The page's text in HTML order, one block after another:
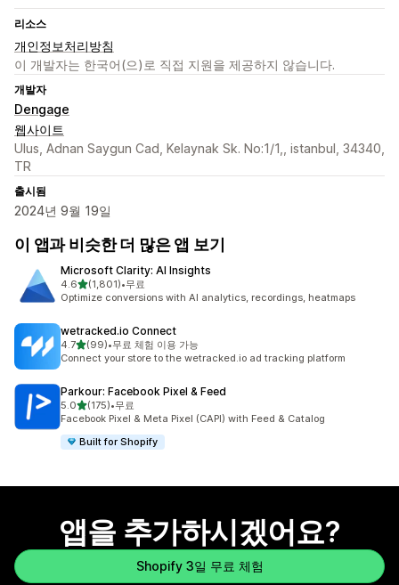
리소스
개인정보처리방침
이 개발자는 한국어(으)로 직접 지원을 제공하지 않습니다.
개발자
Dengage
웹사이트
Ulus, Adnan Saygun Cad, Kelaynak Sk. No:1/1,, istanbul, 34340,
TR
출시됨
2024년 9월 19일
이 앱과 비슷한 더 많은 앱 보기
Microsoft Clarity: AI Insights
4.6별 5개 중
(1,801)
총 리뷰 1801개
•무료
Optimize conversions with AI analytics, recordings, heatmaps
wetracked.io Connect
4.7별 5개 중
(99)
총 리뷰 99개
•무료 체험 이용 가능
Connect your store to the wetracked.io ad tracking platform
Parkour: Facebook Pixel & Feed
5.0별 5개 중
(175)
총 리뷰 175개
•무료
Facebook Pixel & Meta Pixel (CAPI) with Feed & Catalog
Built for Shopify
앱을 추가하시겠어요?
Shopify 3일 무료 체험